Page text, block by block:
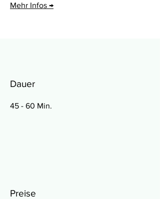
Mehr Infos →
Dauer
45 - 60 Min.​
Preise